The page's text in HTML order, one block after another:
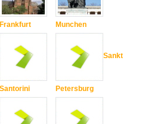
Frankfurt
Santorini
Munchen
Sankt
Petersburg